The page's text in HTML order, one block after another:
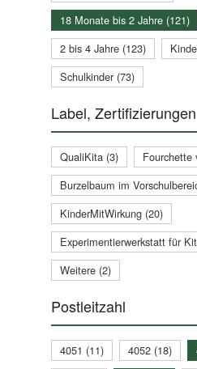
18 Monate bis 2 Jahre (121)
2 bis 4 Jahre (123)
Schulkinder (73)
Label, Zertifizierungen
QualiKita (3)
Fourchette
Burzelbaum im
KinderMitWirkung (20)
Experimentierwerkstatt für
Weitere (2)
Postleitzahl
4051 (11) 4052 (18)